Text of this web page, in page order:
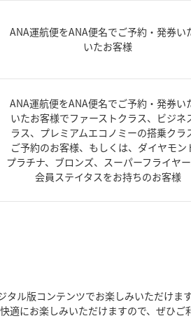
ANA運航便をANA便名でご予約・発券い
いたお客様
ANA運航便をANA便名でご予約・発券い
いたお客様でファーストクラス、ビジネ
ラス、プレミアムエコノミーの搭乗クラ
ご予約のお客様、もしくは、ダイヤモン
プラチナ、ブロンズ、スーパーフライヤ
会員ステイタスをお持ちのお客様
ル版コンテンツでお楽しみいただけます
適にお楽しみいただけますので、ぜひご